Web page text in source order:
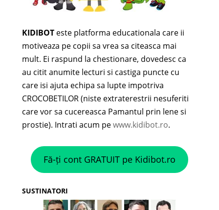
KIDIBOTeste platforma educationala care ii
motiveaza pe copii sa vrea sa citeasca mai
mult. Ei raspund la chestionare, dovedesc ca
au citit anumite lecturi si castiga puncte cu
care isi ajuta echipa sa lupte impotriva
CROCOBETILOR (niste extraterestrii nesuferiti
care vor sa cucereasca Pamantul prin lene si
prostie). Intrati acum pewww.kidibot.ro.
Fă-ți cont GRATUIT pe Kidibot.ro
SUSTINATORI